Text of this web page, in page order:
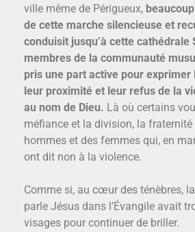
ville même de Périgueux,
de cette marche silencieuse et
conduisit jusqu’à cette cathédrale
membres de la communauté
pris une part active pour exprimer
leur proximité et leur refus de la
au nom de Dieu. Là où certains
méfiance et la division, la
hommes et des femmes qui, en
ont dit non à la violence.
Comme si, au cœur des ténèbres,
parle Jésus dans l’Évangile avait
visages pour continuer de briller.